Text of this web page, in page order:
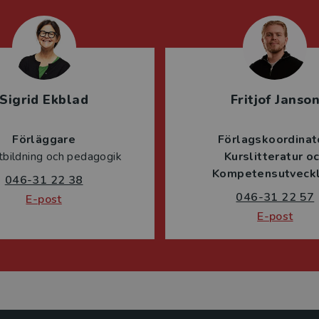
Sigrid Ekblad
Förläggare
och pedagogik
046-31 22 38
E-post
Fritjof Janson
Kurslitteratur
046-31 22 57
E-post